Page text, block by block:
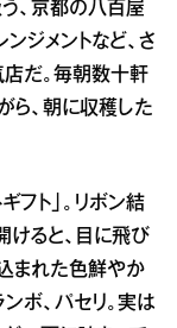
、京都の八百屋
ジメントなど、さ
店だ。毎朝数十軒
ら、朝に収穫した
フト」。リボン結
けると、目に飛び
まれた色鮮やか
ボ、パセリ。実は